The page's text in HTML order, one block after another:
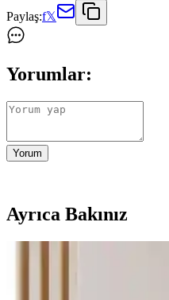
Paylaş:f𝕏
Yorumlar:
Yorum
Ayrıca Bakınız